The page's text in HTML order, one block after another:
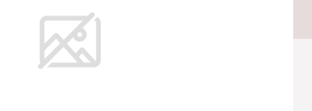
Tatrách spadla popoludní základová